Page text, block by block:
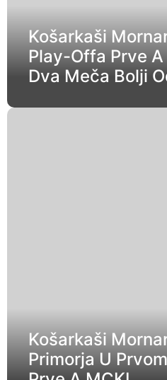
Košarkaši
Play-Offa Prve
Dva Meča Bolji
Košarkaši
Primorja U